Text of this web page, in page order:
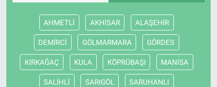
AHMETLİ AKHİSAR ALAŞEHİR
DEMİRCİ GÖLMARMARA GÖRDES
KIRKAĞAÇ KULA KÖPRÜBAŞI MANİSA
SALİHLİ SARIGÖL SARUHANLI